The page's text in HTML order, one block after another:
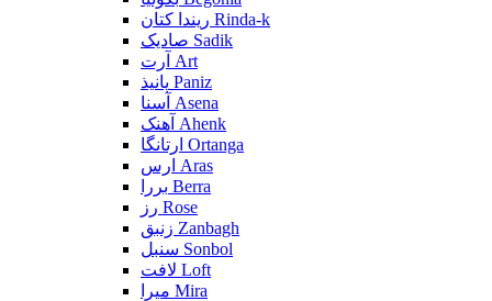
ریندا کتان Rinda-k
صادیک Sadik
آرت Art
پانیذ Paniz
آسنا Asena
آهنک Ahenk
ارتانگا Ortanga
ارس Aras
بررا Berra
رز Rose
زنبق Zanbagh
سنبل Sonbol
لافت Loft
میرا Mira